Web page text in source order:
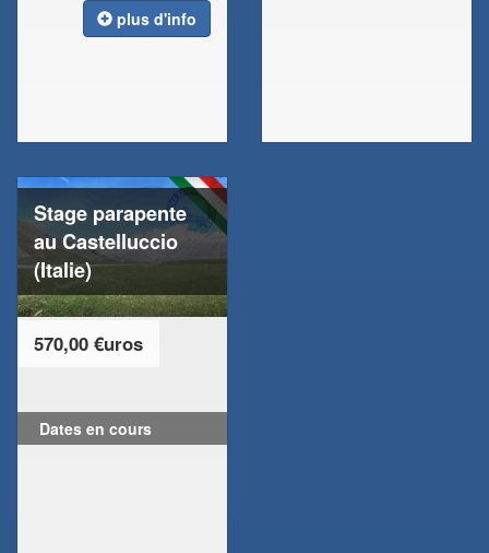
plus d'info
Stage parapente
au Castelluccio
(Italie)
570,00 €uros
Dates en cours